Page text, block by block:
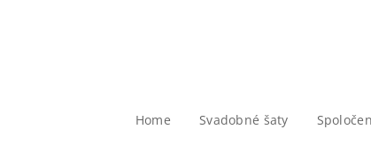
Home Svadobné šaty